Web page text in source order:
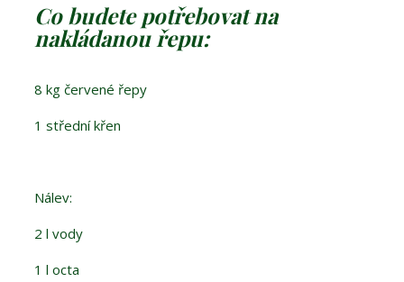
Co budete potřebovat na
nakládanou řepu:
8 kg červené řepy
1 střední křen
Nálev:
2 l vody
1 l octa